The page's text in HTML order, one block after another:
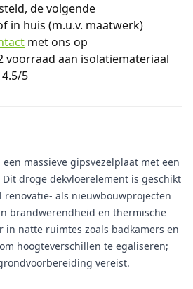
de volgende
in huis (m.u.v. maatwerk)
met ons op
voorraad aan isolatiemateriaal
5
massieve gipsvezelplaat met een
droge dekvloerelement is geschikt
renovatie- als nieuwbouwprojecten
brandwerendheid en thermische
in natte ruimtes zoals badkamers en
hoogteverschillen te egaliseren;
vereist.